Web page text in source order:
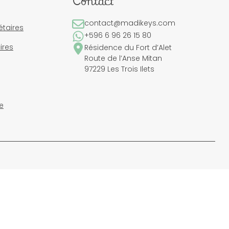
contact@madikeys.com
+596 6 96 26 15 80
Résidence du Fort d’Alet
Route de l’Anse Mitan
97229 Les Trois Ilets